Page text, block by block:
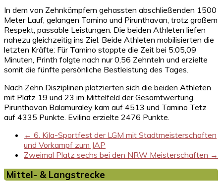
In dem von Zehnkämpfern gehassten abschließenden 1500
Meter Lauf, gelangen Tamino und Pirunthavan, trotz großem
Respekt, passable Leistungen. Die beiden Athleten liefen
nahezu gleichzeitig ins Ziel. Beide Athleten mobilisierten die
letzten Kräfte: Für Tamino stoppte die Zeit bei 5:05,09
Minuten, Printh folgte nach nur 0,56 Zehnteln und erzielte
somit die fünfte persönliche Bestleistung des Tages.
Nach Zehn Disziplinen platzierten sich die beiden Athleten
mit Platz 19 und 23 im Mittelfeld der Gesamtwertung.
Pirunthavan Balamuraley kam auf 4513 und Tamino Tetz
auf 4335 Punkte. Evilina erzielte 2476 Punkte.
← 6. Kila-Sportfest der LGM mit Stadtmeisterschaften
und Vorkampf zum JAP
Zweimal Platz sechs bei den NRW Meisterschaften →
Mittel- & Langstrecke